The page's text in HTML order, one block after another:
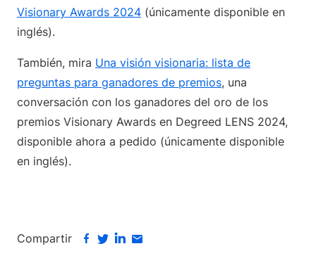
Visionary Awards 2024 (únicamente disponible en
inglés).
También, mira Una visión visionaria: lista de
preguntas para ganadores de premios, una
conversación con los ganadores del oro de los
premios Visionary Awards en Degreed LENS 2024,
disponible ahora a pedido (únicamente disponible
en inglés).
Compartir